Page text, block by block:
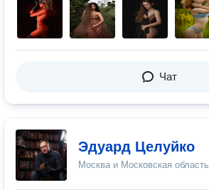
Чат
Эдуард Целуйко
Москва и Московская область